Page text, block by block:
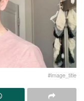
#image_title